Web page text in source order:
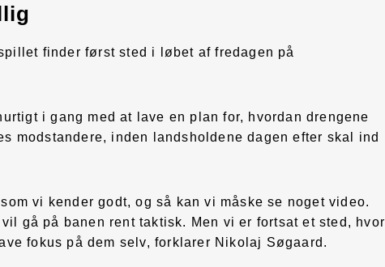
finder først sted i løbet af fredagen på
i gang med at lave en plan for, hvordan drengene
modstandere, inden landsholdene dagen efter skal ind
vi kender godt, og så kan vi måske se noget video.
gå på banen rent taktisk. Men vi er fortsat et sted, hvor
fokus på dem selv, forklarer Nikolaj Søgaard.